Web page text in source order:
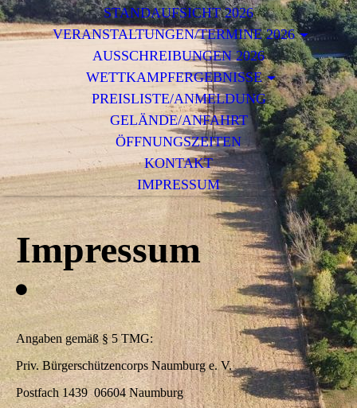
STANDAUFSICHT 2026
VERANSTALTUNGEN/TERMINE 2026
AUSSCHREIBUNGEN 2026
WETTKAMPFERGEBNISSE
PREISLISTE/ANMELDUNG
GELÄNDE/ANFAHRT
ÖFFNUNGSZEITEN
KONTAKT
IMPRESSUM
Impressum
Angaben gemäß § 5 TMG:
Priv. Bürgerschützencorps Naumburg e. V.
Postfach 1439 06604 Naumburg